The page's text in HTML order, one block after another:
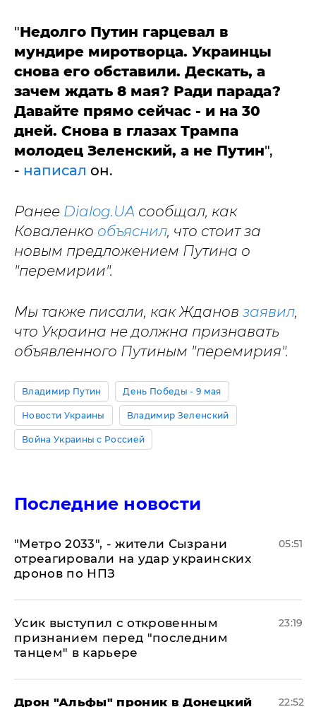
"Недолго Путин гарцевал в
мундире миротворца. Украинцы
снова его обставили. Дескать, а
зачем ждать 8 мая? Ради парада?
Давайте прямо сейчас - и на 30
дней. Снова в глазах Трампа
молодец Зеленский, а не Путин",
- написал он.
Ранее Dialog.UA сообщал, как
Коваленко объяснил, что стоит за
новым предложением Путина о
"перемирии".
Мы также писали, как Жданов заявил,
что Украина не должна признавать
объявленного Путиным "перемирия".
Владимир Путин День Победы - 9 мая
Новости Украины Владимир Зеленский
Война Украины с Россией
Последние новости
"Метро 2033", - жители Сызрани
отреагировали на удар украинских
дронов по НПЗ
05:51
Усик выступил с откровенным
признанием перед "последним
танцем" в карьере
23:19
Дрон "Альфы" проник в Донецкий 22:52